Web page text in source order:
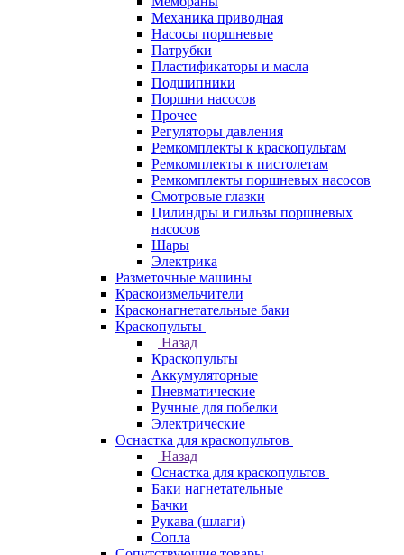
Механика приводная
Насосы поршневые
Патрубки
Пластификаторы и масла
Подшипники
Поршни насосов
Прочее
Регуляторы давления
Ремкомплекты к краскопультам
Ремкомплекты к пистолетам
Ремкомплекты поршневых насосов
Смотровые глазки
Цилиндры и гильзы поршневых
насосов
Шары
Электрика
Разметочные машины
Краскоизмельчители
Красконагнетательные баки
Краскопульты
Назад
Краскопульты
Аккумуляторные
Пневматические
Ручные для побелки
Электрические
Оснастка для краскопультов
Назад
Оснастка для краскопультов
Баки нагнетательные
Бачки
Рукава (шлаги)
Сопла